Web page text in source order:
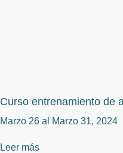
Curso entrenamiento de
Marzo 26 al Marzo 31, 2024
Leer más